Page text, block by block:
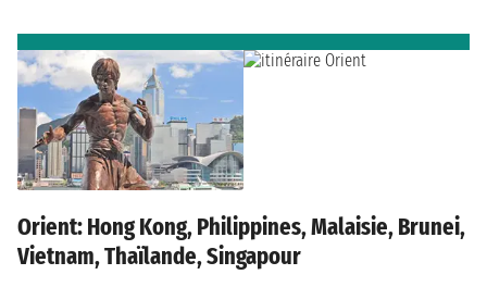
Orient: Hong Kong, Philippines, Malaisie, Brunei,
Vietnam, Thaïlande, Singapour